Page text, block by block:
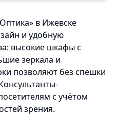
в Ижевске
и удобную
высокие шкафы с
зеркала и
позволяют без спешки
с учётом
зрения.